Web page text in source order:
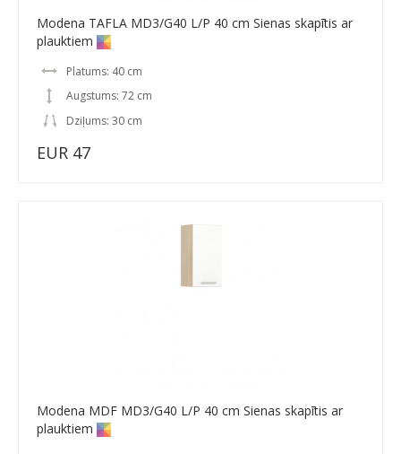
Modena TAFLA MD3/G40 L/P 40 cm Sienas skapītis ar
plauktiem
Platums: 40 cm
Augstums: 72 cm
Dziļums: 30 cm
EUR 47
Modena MDF MD3/G40 L/P 40 cm Sienas skapītis ar
plauktiem